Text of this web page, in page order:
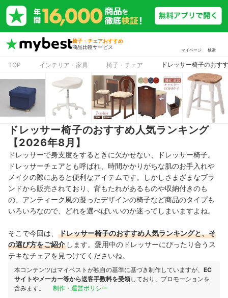
椅子・チェアおすすめ
商品比較サービス
マイページ 検索
TOP インテリア・家具 椅子・チェア ドレッサー椅子のおす
ドレッサー椅子のおすすめ人気ランキング
【2026年8月】
ドレッサーで身支度をするときに欠かせない、ドレッサー椅子。
ドレッサーチェアとも呼ばれ、時間かかりがちな肌のお手入れや
メイクの際にあると便利なアイテムです。しかしさまざまなブラ
ンドから販売されており、背もたれがあるものや収納付きのも
の、アンティーク風の凝ったデザインの椅子など商品のタイプも
いろいろなので、どれを選べばいいのか迷ってしまいますよね。
そこで今回は、
ドレッサー椅子のおすすめ人気ランキングと、そ
の選び方をご紹介 します。愛用中のドレッサーにぴったり合うス
テキなチェアを見つけてくださいね。
本コンテンツはマイベストが独自の基準に基づき制作していますが、 EC
サイトやメーカー等から送客手数料を受領しており、プロモーションを
含みます。
制作・運営ポリシー